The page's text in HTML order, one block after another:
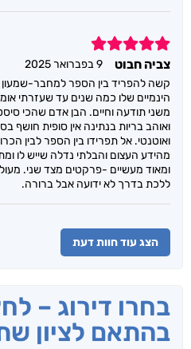
5
צביה חבוט
9 בפברואר 2025
קשה להפריד בין הספר למחבר-שמעון
הינמיים שלו כמה שנים עד שעזרתי
משני תודעה וחיים. הבן אדם שהכי
ואוהב בריות בנתינה אין סופית חושף
ואוטנטי. אל תפרידו בין הספר לבין
מהידע העצום והבלתי נדלה שייש לו
ומאוד מעשיים -פרקטים מצד שני.
ללכת בדרך לא ידועה אבל ברורה.
הצג עוד חוות דעת
בחרו דירוג –
בהתאם לציון